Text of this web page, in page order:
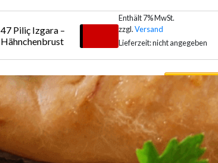
47 Piliç Izgara –
Hähnchenbrust
Enthält 7% MwSt.
zzgl.Versand
Lieferzeit: nicht angegeben
Auswählen